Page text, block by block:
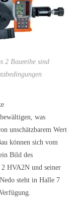
2 Baureihe sind
was
unschätzbarem Wert
können sich vom
Bild des
2 HVA2N und seiner
steht in Halle 7